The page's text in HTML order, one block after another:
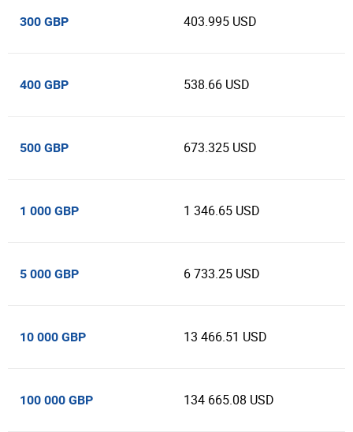
300 GBP 403.995 USD
400 GBP 538.66 USD
500 GBP 673.325 USD
1 000 GBP 1 346.65 USD
5 000 GBP 6 733.25 USD
10 000 GBP 13 466.51 USD
100 000 GBP 134 665.08 USD